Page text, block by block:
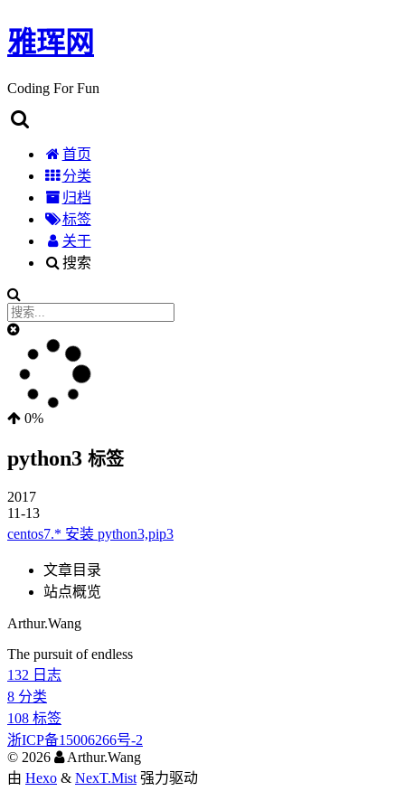
雅珲网
Coding For Fun
首页
分类
归档
标签
关于
搜索
0%
python3 标签
2017
11-13
centos7.* 安装 python3,pip3
文章目录
站点概览
Arthur.Wang
The pursuit of endless
132 日志
8 分类
108 标签
浙ICP备15006266号-2
© 2026
Arthur.Wang
由 Hexo & NexT.Mist 强力驱动